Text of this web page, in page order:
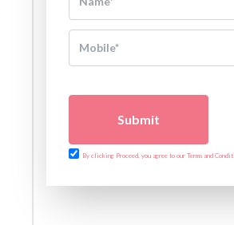
Submit
By clicking Proceed, you agree to our Terms and